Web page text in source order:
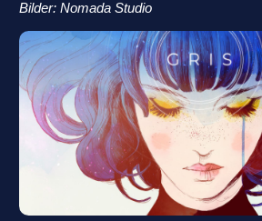
Bilder: Nomada Studio